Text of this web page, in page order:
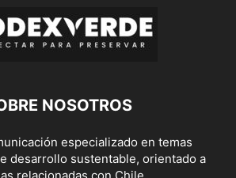
NOSOTROS
especializado en temas
desarrollo sustentable, orientado a